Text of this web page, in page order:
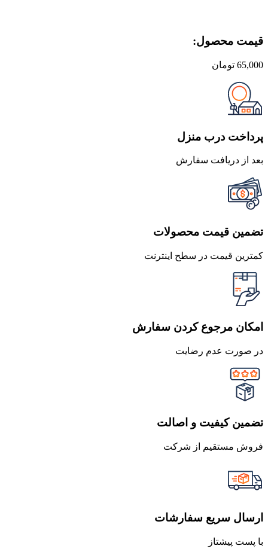
قیمت محصول:​
65,000 تومان
پرداخت درب منزل
بعد از دریافت سفارش
تضمین قیمت محصولات
کمترین قیمت در سطح اینترنت
امکان مرجوع کردن سفارش
در صورت عدم رضایت
تضمین کیفیت و اصالت
فروش مستقیم از شرکت
ارسال سریع سفارشات
با پست پیشتاز